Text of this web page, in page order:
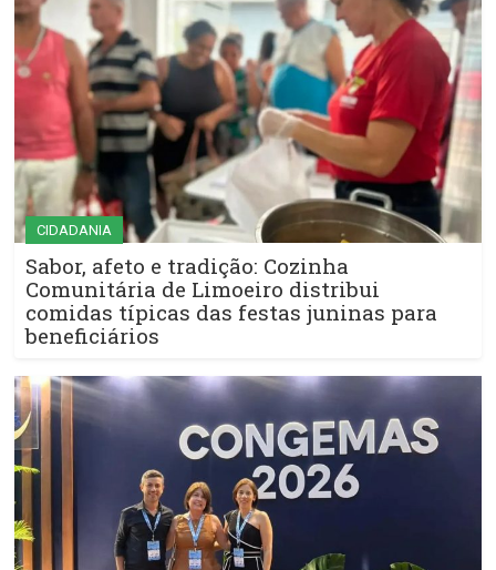
CIDADANIA
Sabor, afeto e tradição: Cozinha
Comunitária de Limoeiro distribui
comidas típicas das festas juninas para
beneficiários